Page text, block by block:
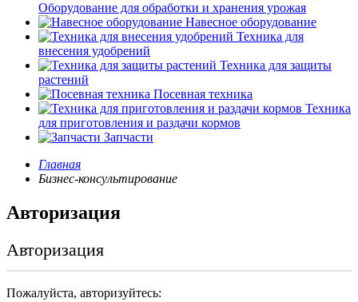
Оборудование для обработки и хранения урожая
Навесное оборудование
Техника для
внесения удобрений
Техника для защиты
растений
Посевная техника
Техника
для приготовления и раздачи кормов
Запчасти
Главная
Бизнес-консультирование
Авторизация
Авторизация
Пожалуйста, авторизуйтесь: